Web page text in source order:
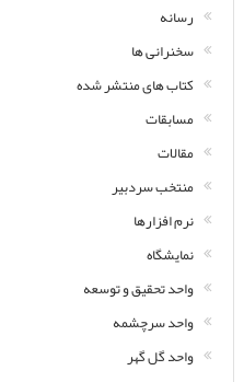
رسانه
سخنرانی ها
کتاب های منتشر شده
مسابقات
مقالات
منتخب سردبیر
نرم افزارها
نمایشگاه
واحد تحقیق و توسعه
واحد سرچشمه
واحد گل گهر